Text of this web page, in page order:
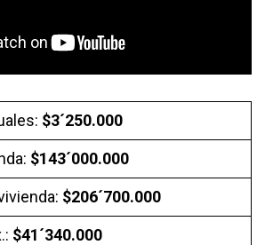
$3´250.000
$143´000.000
$206´700.000
$41´340.000